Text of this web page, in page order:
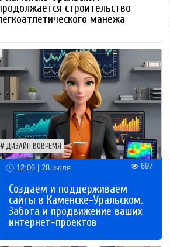
строительство
манежа
ДИЗАЙН ВОВРЕМЯ
12:06 | 28 июля 697
Создаем и поддерживаем
сайты в Каменске-Уральском.
Забота и продвижение ваших
интернет-проектов